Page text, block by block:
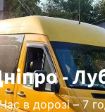
-
в дорозі – 7